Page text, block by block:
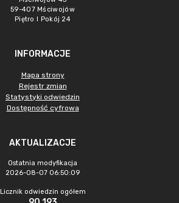
59-407 Mściwojów
Piętro I Pokój 24
INFORMACJE
Mapa strony
Rejestr zmian
Statystyki odwiedzin
Dostępność cyfrowa
AKTUALIZACJE
Ostatnia modyfikacja
2026-08-07 06:50:09
Licznik odwiedzin ogółem